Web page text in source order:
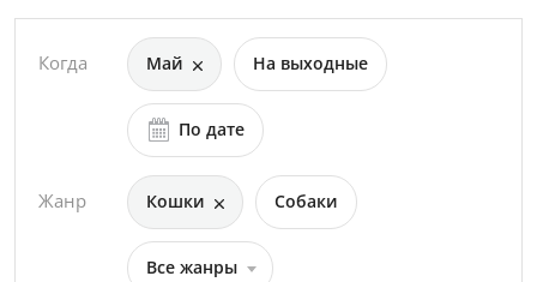
Когда Май На выходные
По дате
Жанр Кошки Собаки
Все жанры